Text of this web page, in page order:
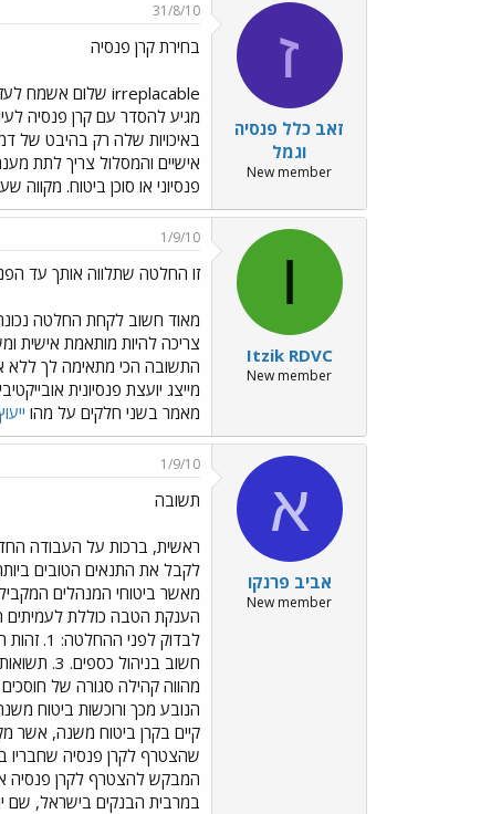
ז
זאב כלל פנסיה
וגמל
New member
31/8/10
בחירת קרן פנסיה
מגיע להסדר עם קרן פנסיה
באיכויות שלה רק בהיבט של
אישיים והמסלול צריך לתת
פנסיוני או סוכן ביטוח.
I
Itzik RDVC
New member
1/9/10
זו החלטה שתלווה אותך עד
מאוד חשוב לקחת החלטה
צריכה להיות מותאמת אישית
התשובה הכי מתאימה לך ללא
מייצג יועצת פנסיונית
מאמר בשני חלקים על מהו
א
אביב פרנקו
New member
1/9/10
תשובה
ראשית, ברכות על העבודה
לקבל את התנאים הטובים ביותר
מאשר ביטוחי המנהלים
הענקת הטבה כוללת לעמיתים
מהווה קהילה סגורה של
הנובע מכך ורוכשות ביטוח
שהצטרף לקרן פנסיה שחבריו
המבקש להצטרף לקרן פנסיה
במרבית הבנקים בישראל, שם